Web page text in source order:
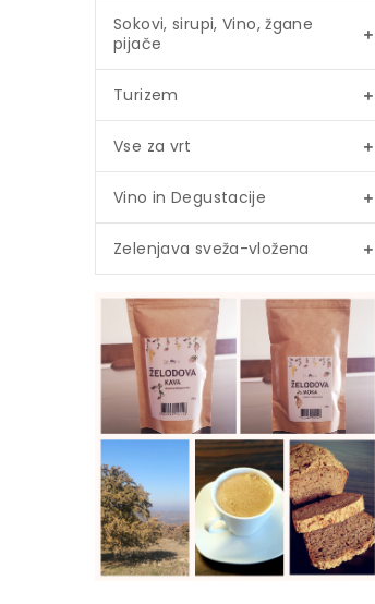
Sokovi, sirupi, Vino, žgane
pijače
Turizem
Vse za vrt
Vino in Degustacije
Zelenjava sveža-vložena